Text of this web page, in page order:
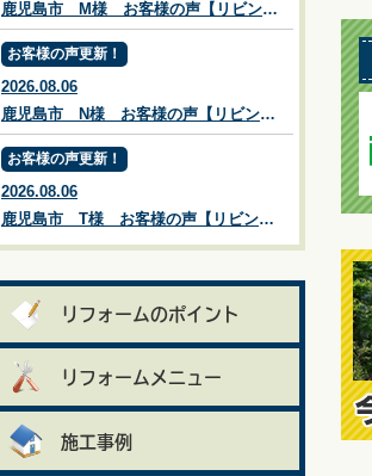
鹿児島市 M様 お客様の声【リビングプラザ滝の神】鹿児島市・リフォーム・塗装・外構・造園
お客様の声更新！
2026.08.06
鹿児島市 N様 お客様の声【リビングプラザ滝の神】鹿児島市・リフォーム・塗装・外構・造園
お客様の声更新！
2026.08.06
鹿児島市 T様 お客様の声【リビングプラザ滝の神】鹿児島市・リフォーム・塗装・外構・造園
リフォームのポイント
リフォームメニュー
施工事例